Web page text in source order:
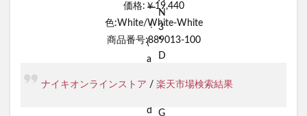
価格:￥19,440
色:White/White-White
商品番号:889013-100
ナイキオンラインストア / 楽天市場検索結果